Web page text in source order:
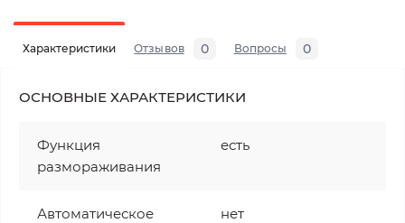
Характеристики Отзывов 0 Вопросы 0
ОСНОВНЫЕ ХАРАКТЕРИСТИКИ
Функция
размораживания
есть
Автоматическое
нет